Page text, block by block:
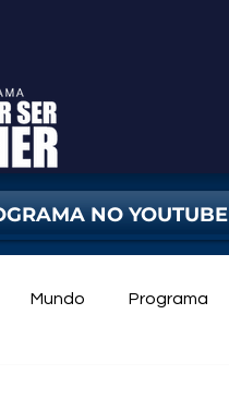
NO YOUTUBE
Mundo Programa